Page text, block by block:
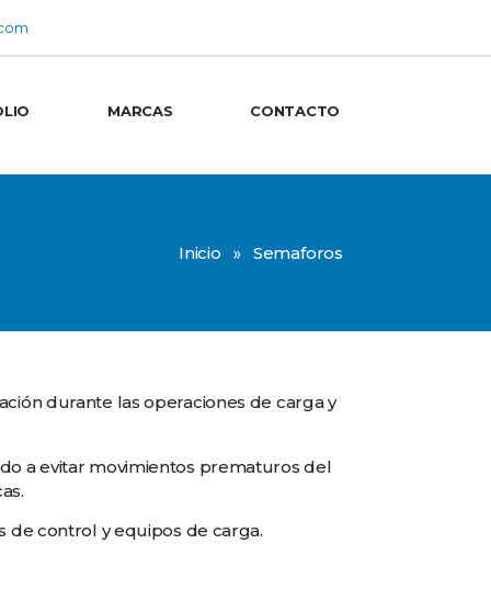
MARCAS CONTACTO
Inicio » Semaforos
durante las operaciones de carga y
a evitar movimientos prematuros del
de control y equipos de carga.